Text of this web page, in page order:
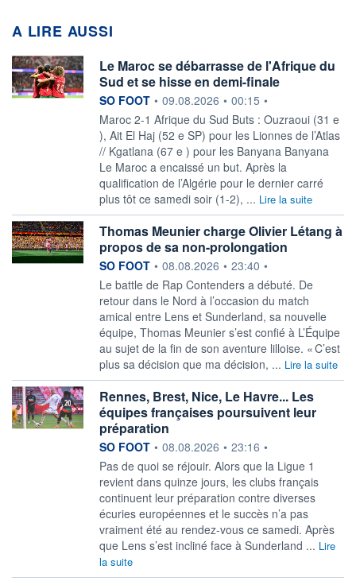
A LIRE AUSSI
Le Maroc se débarrasse de l'Afrique du
Sud et se hisse en demi-finale
information fournie par
SO FOOT • 09.08.2026 • 00:15 •
Maroc 2-1 Afrique du Sud Buts : Ouzraoui (31 e
), Ait El Haj (52 e SP) pour les Lionnes de l’Atlas
// Kgatlana (67 e ) pour les Banyana Banyana
Le Maroc a encaissé un but. Après la
qualification de l’Algérie pour le dernier carré
plus tôt ce samedi soir (1-2), ... Lire la suite
Thomas Meunier charge Olivier Létang à
propos de sa non-prolongation
information fournie par
SO FOOT • 08.08.2026 • 23:40 •
Le battle de Rap Contenders a débuté. De
retour dans le Nord à l’occasion du match
amical entre Lens et Sunderland, sa nouvelle
équipe, Thomas Meunier s’est confié à L’Équipe
au sujet de la fin de son aventure lilloise. « C’est
plus sa décision que ma décision, ... Lire la suite
Rennes, Brest, Nice, Le Havre... Les
équipes françaises poursuivent leur
préparation
information fournie par
SO FOOT • 08.08.2026 • 23:16 •
Pas de quoi se réjouir. Alors que la Ligue 1
revient dans quinze jours, les clubs français
continuent leur préparation contre diverses
écuries européennes et le succès n’a pas
vraiment été au rendez-vous ce samedi. Après
que Lens s’est incliné face à Sunderland ... Lire
la suite